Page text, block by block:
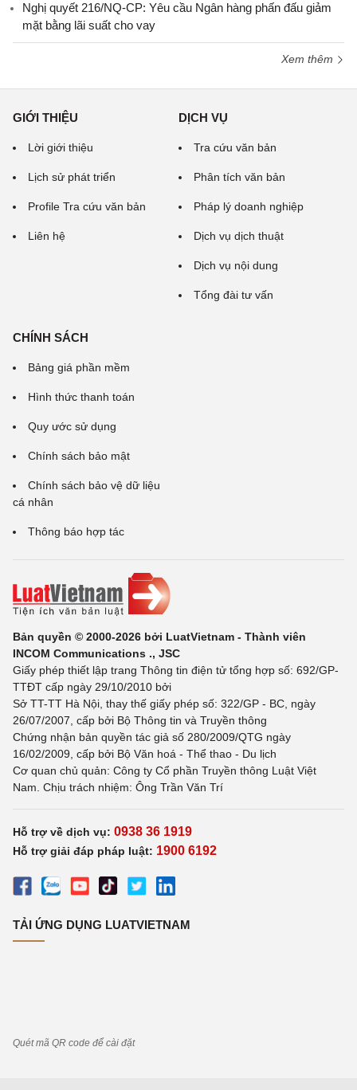
Nghị quyết 216/NQ-CP: Yêu cầu Ngân hàng phấn đấu giảm
mặt bằng lãi suất cho vay
Xem thêm
GIỚI THIỆU
Lời giới thiệu
Lịch sử phát triển
Profile Tra cứu văn bản
Liên hệ
DỊCH VỤ
Tra cứu văn bản
Phân tích văn bản
Pháp lý doanh nghiệp
Dịch vụ dịch thuật
Dịch vụ nội dung
Tổng đài tư vấn
CHÍNH SÁCH
Bảng giá phần mềm
Hình thức thanh toán
Quy ước sử dụng
Chính sách bảo mật
Chính sách bảo vệ dữ liệu
cá nhân
Thông báo hợp tác
Bản quyền © 2000-2026 bởi LuatVietnam - Thành viên
INCOM Communications ., JSC
Giấy phép thiết lập trang Thông tin điện tử tổng hợp số: 692/GP-
TTĐT cấp ngày 29/10/2010 bởi
Sở TT-TT Hà Nội, thay thế giấy phép số: 322/GP - BC, ngày
26/07/2007, cấp bởi Bộ Thông tin và Truyền thông
Chứng nhận bản quyền tác giả số 280/2009/QTG ngày
16/02/2009, cấp bởi Bộ Văn hoá - Thể thao - Du lịch
Cơ quan chủ quản: Công ty Cổ phần Truyền thông Luật Việt
Nam. Chịu trách nhiệm: Ông Trần Văn Trí
Hỗ trợ về dịch vụ: 0938 36 1919
Hỗ trợ giải đáp pháp luật: 1900 6192
TẢI ỨNG DỤNG LUATVIETNAM
Quét mã QR code để cài đặt